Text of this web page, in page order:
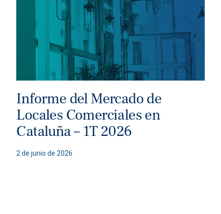
Informe del Mercado de
Locales Comerciales en
Cataluña – 1T 2026
2 de junio de 2026